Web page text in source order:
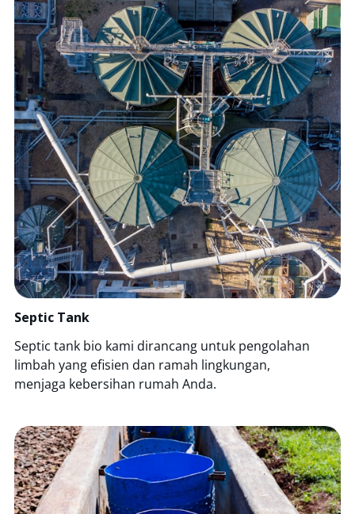
Septic Tank
Septic tank bio kami dirancang untuk pengolahan
limbah yang efisien dan ramah lingkungan,
menjaga kebersihan rumah Anda.